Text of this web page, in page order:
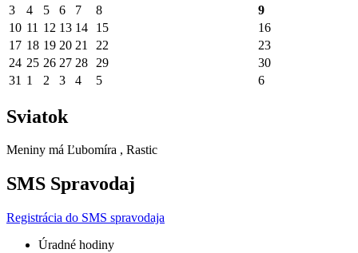
3 4 5 6 7 8
9
10 11 12 13 14 15
16
17 18 19 20 21 22
23
24 25 26 27 28 29
30
31 1 2 3 4 5 6
Sviatok
Meniny má Ľubomíra , Rastic
SMS Spravodaj
Registrácia do SMS spravodaja
Úradné hodiny